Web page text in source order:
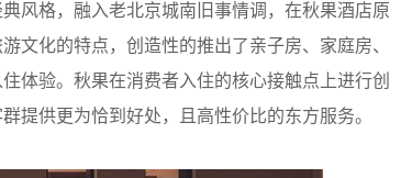
风格，融入老北京城南旧事情调，在秋果酒店原
文化的特点，创造性的推出了亲子房、家庭房、
体验。秋果在消费者入住的核心接触点上进行创
提供更为恰到好处，且高性价比的东方服务。